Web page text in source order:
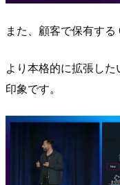
また、顧客で保有する
より本格的に拡張し
印象です。